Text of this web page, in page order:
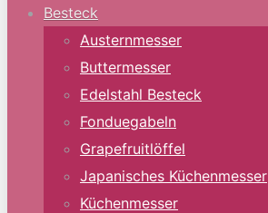
Besteck
Austernmesser
Buttermesser
Edelstahl Besteck
Fonduegabeln
Grapefruitlöffel
Japanisches Küchenmesser
Küchenmesser